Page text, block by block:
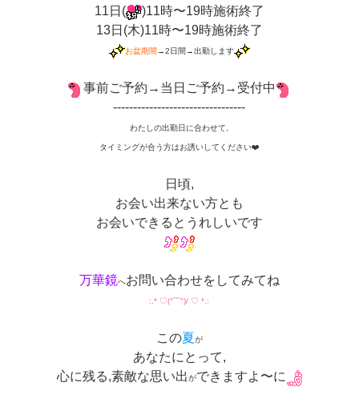
11日(
)11時〜19時施術終了
13日(木)11時〜19時施術終了
お盆期間 →2日間→出勤します
事前ご予約→当日ご予約→受付中
---------------------------------
わたしの出勤日に合わせて,
タイミングが合う方はお誘いしてください❤️
日頃,
お会い出来ない方とも
お会いできるとうれしいです
万華鏡へお問い合わせをしてみてね
:.* ♡(°´˘`°)/ ♡ *.:
この夏が
あなたにとって,
心に残る,素敵な思い出ができますよ〜に